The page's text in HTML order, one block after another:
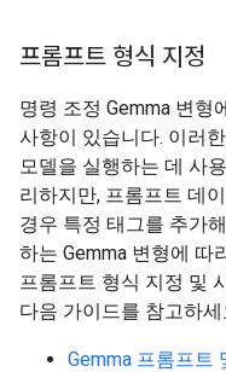
프롬프트 형식 지정
명령 조정 Gemma 변형
사항이 있습니다. 이러
모델을 실행하는 데 사
리하지만, 프롬프트 데
경우 특정 태그를 추가
하는 Gemma 변형에 따
프롬프트 형식 지정 및
다음 가이드를 참고하세
Gemma 프롬프트